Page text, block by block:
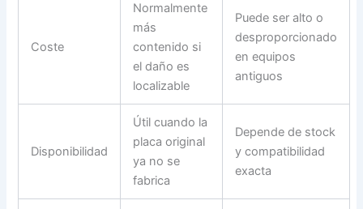
Coste
Normalmente
más
contenido si
el daño es
localizable
Puede ser alto o
desproporcionado
en equipos
antiguos
Disponibilidad
Útil cuando la
placa original
ya no se
fabrica
Depende de stock
y compatibilidad
exacta